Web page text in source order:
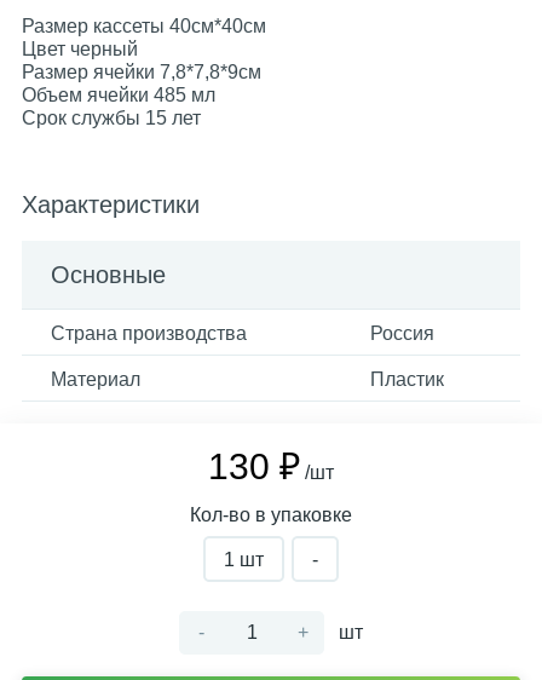
Размер кассеты 40см*40см
Цвет черный
Размер ячейки 7,8*7,8*9см
Объем ячейки 485 мл
Срок службы 15 лет
Характеристики
Основные
Страна производства Россия
Материал Пластик
130 ₽ /шт
Кол-во в упаковке
1 шт -
- + шт